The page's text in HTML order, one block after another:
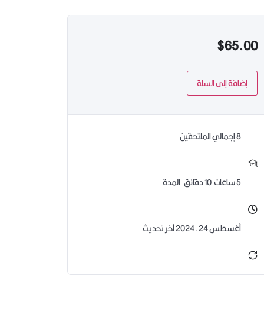
$65.00
إضافة إلى السلة
8 إجمالي الملتحقين
5ساعات10دقائق المدة
أغسطس 24, 2024 آخر تحديث